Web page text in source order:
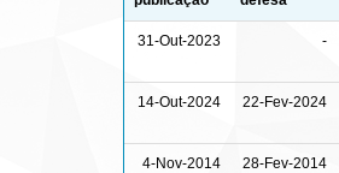
31-Out-2023 -
14-Out-2024 22-Fev-2024
4-Nov-2014 28-Fev-2014